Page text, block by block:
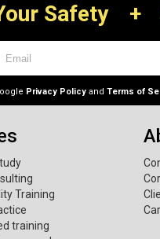
Safety +
Privacy Policy and Terms of
Training
training